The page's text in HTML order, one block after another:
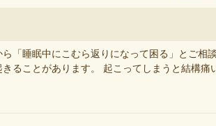
「睡眠中にこむら返りになって困る」とご相
ることがあります。 起こってしまうと結構痛